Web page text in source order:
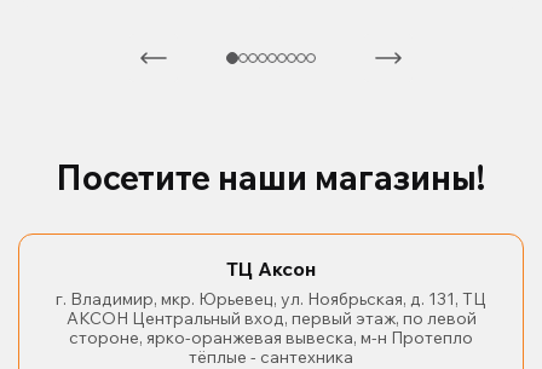
Посетите наши магазины!
ТЦ Аксон
г. Владимир, мкр. Юрьевец, ул. Ноябрьская, д. 131, ТЦ
АКСОН Центральный вход, первый этаж, по левой
стороне, ярко-оранжевая вывеска, м-н Протепло
тёплые - сантехника